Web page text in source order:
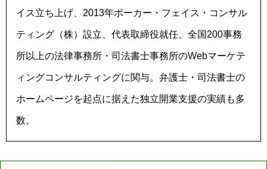
イス立ち上げ、2013年ポーカー・フェイス・コンサル
ティング（株）設立、代表取締役就任。全国200事務
所以上の法律事務所・司法書士事務所のWebマーケテ
ィングコンサルティングに関与。弁護士・司法書士の
ホームページを起点に据えた独立開業支援の実績も多
数。